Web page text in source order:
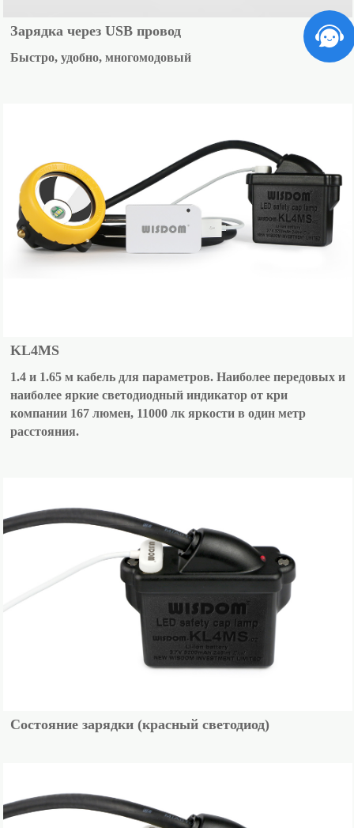
Зарядка через USB провод
Быстро, удобно, многомодовый
KL4MS
1.4 и 1.65 м кабель для параметров. Наиболее передовых и
наиболее яркие светодиодный индикатор от кри
компании 167 люмен, 11000 лк яркости в один метр
расстояния.
Состояние зарядки (красный светодиод)